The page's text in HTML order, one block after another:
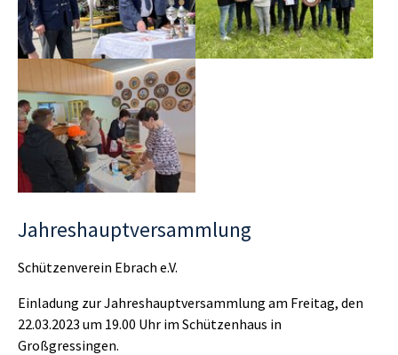
Show larger version
Jahreshauptversammlung
Schützenverein Ebrach e.V.
Einladung zur Jahreshauptversammlung am Freitag, den
22.03.2023 um 19.00 Uhr im Schützenhaus in
Großgressingen.